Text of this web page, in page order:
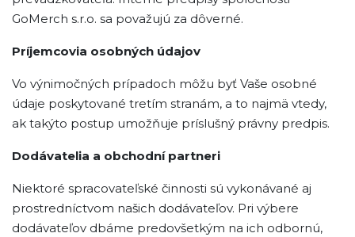
GoMerch s.r.o. sa považujú za dôverné.
Príjemcovia osobných údajov
Vo výnimočných prípadoch môžu byť Vaše osobné
údaje poskytované tretím stranám, a to najmä vtedy,
ak takýto postup umožňuje príslušný právny predpis.
Dodávatelia a obchodní partneri
Niektoré spracovateľské činnosti sú vykonávané aj
prostredníctvom našich dodávateľov. Pri výbere
dodávateľov dbáme predovšetkým na ich odbornú,